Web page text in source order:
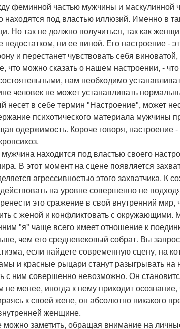
феминной частью мужчины и
находятся под властью иллюзий. Именно в
Но так не должно получиться, так как
недостатком, ни ее виной. Его настроение -
и перестанет чувствовать себя
что можно сказать о нашем настроении, -
нам необходимо
человек не может устанавливать
несет в себе термин "Настроение", может
психотического материала мужчины
одержимость. Короче говоря,
находится под властью своего
В этот момент на сцене появляется
агрессивностью этого захватчика. К
на уровне совершенно не
это сражение в свой внутренний
с женой и конфликтовать с
"я" чаще всего имеет отношение к
чем его средневековый собрат. Вы
если найдете современную сцену, на
и красные рыцари станут разыгрывать
с ним совершенно невозможно. Он
не менее, иногда к нему приходит
к своей жене, он абсолютно никакого
женщине.
можно заметить, обращая внимание на